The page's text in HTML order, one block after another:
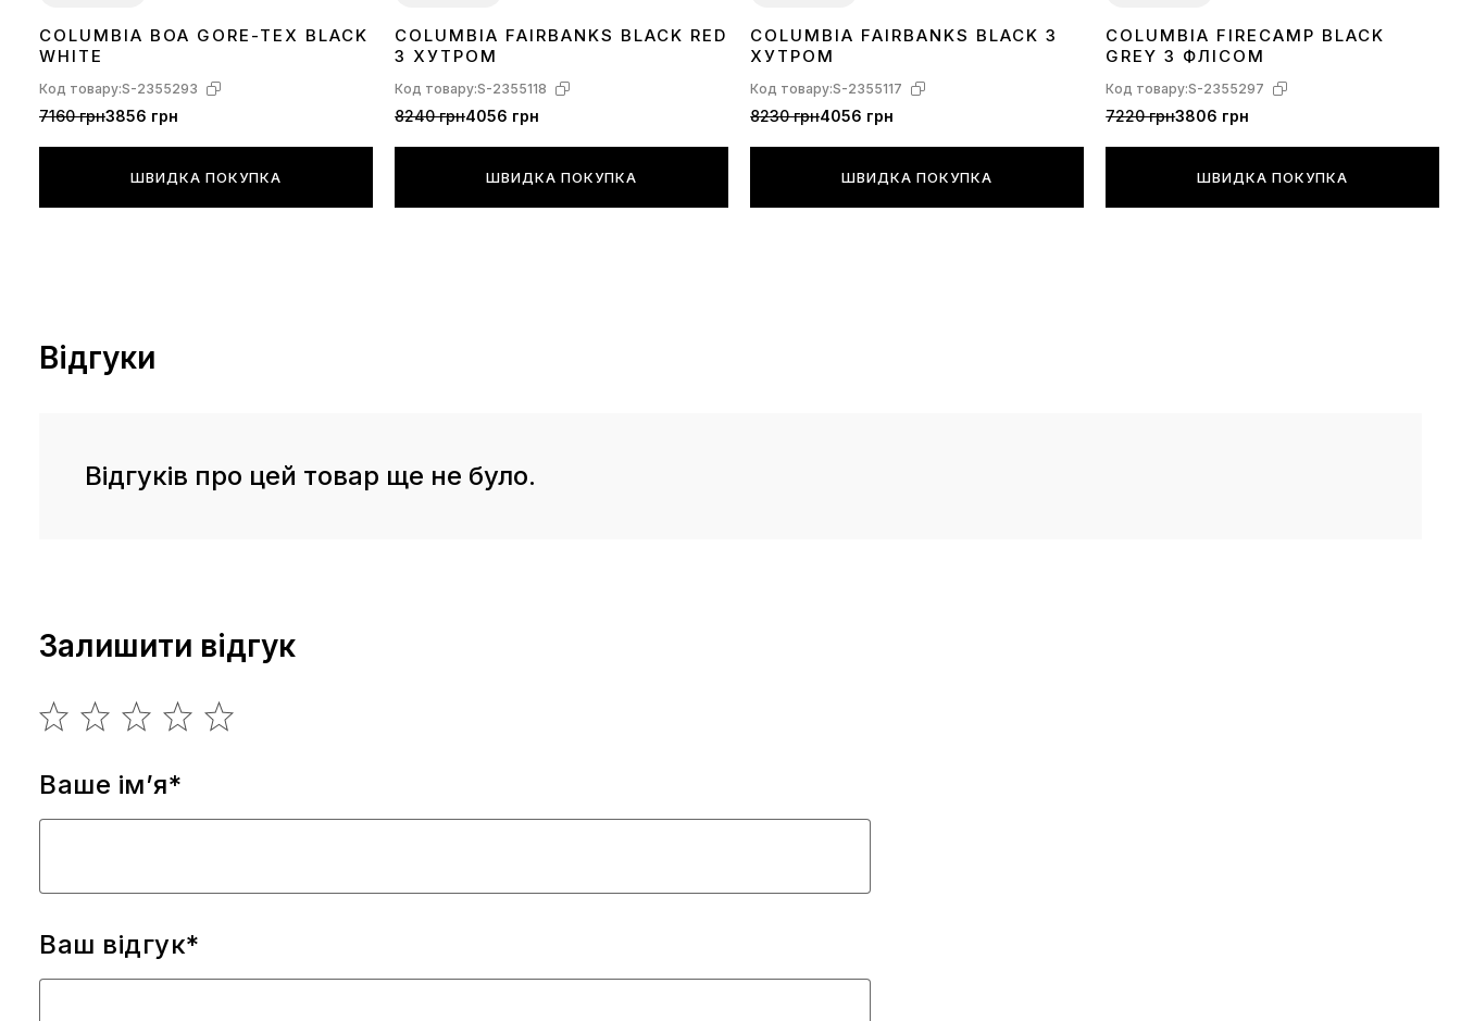
41 4344
COLUMBIA BOA GORE-TEX BLACK
WHITE
Код товару:S-2355293
7160 грн3856 грн
ШВИДКА ПОКУПКА
42
COLUMBIA FAIRBANKS BLACK RED
З ХУТРОМ
Код товару:S-2355118
8240 грн4056 грн
ШВИДКА ПОКУПКА
41 4246
COLUMBIA FAIRBANKS BLACK З
ХУТРОМ
Код товару:S-2355117
8230 грн4056 грн
ШВИДКА ПОКУПКА
41
COLUMBIA FIRECAMP BLACK
GREY З ФЛІСОМ
Код товару:S-2355297
7220 грн3806 грн
ШВИДКА ПОКУПКА
Відгуки
Відгуків про цей товар ще не було.
Залишити відгук
Ваше ім’я*
Ваш відгук*